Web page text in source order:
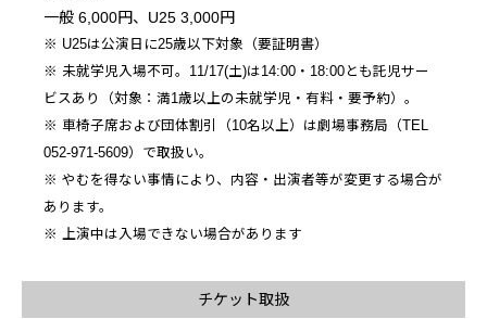
一般 6,000円、U25 3,000円
※ U25は公演日に25歳以下対象（要証明書）
※ 未就学児入場不可。11/17(土)は14:00・18:00とも託児サー
ビスあり（対象：満1歳以上の未就学児・有料・要予約）。
※ 車椅子席および団体割引（10名以上）は劇場事務局（TEL
052-971-5609）で取扱い。
※ やむを得ない事情により、内容・出演者等が変更する場合が
あります。
※ 上演中は入場できない場合があります
チケット取扱